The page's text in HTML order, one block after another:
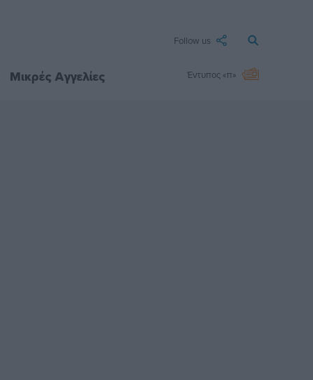
Follow us
Μικρές Αγγελίες Έντυπος «π»